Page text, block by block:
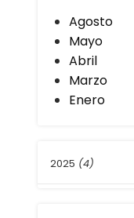
Agosto
Mayo
Abril
Marzo
Enero
2025 (4)